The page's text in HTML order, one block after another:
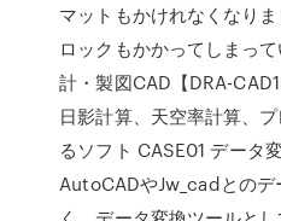
マットもかけれなくなり
ロックもかかってしまっ
計・製図CAD【DRA-
日影計算、天空率計算、
るソフト CASE01 データ
AutoCADやJw_cadとのデ